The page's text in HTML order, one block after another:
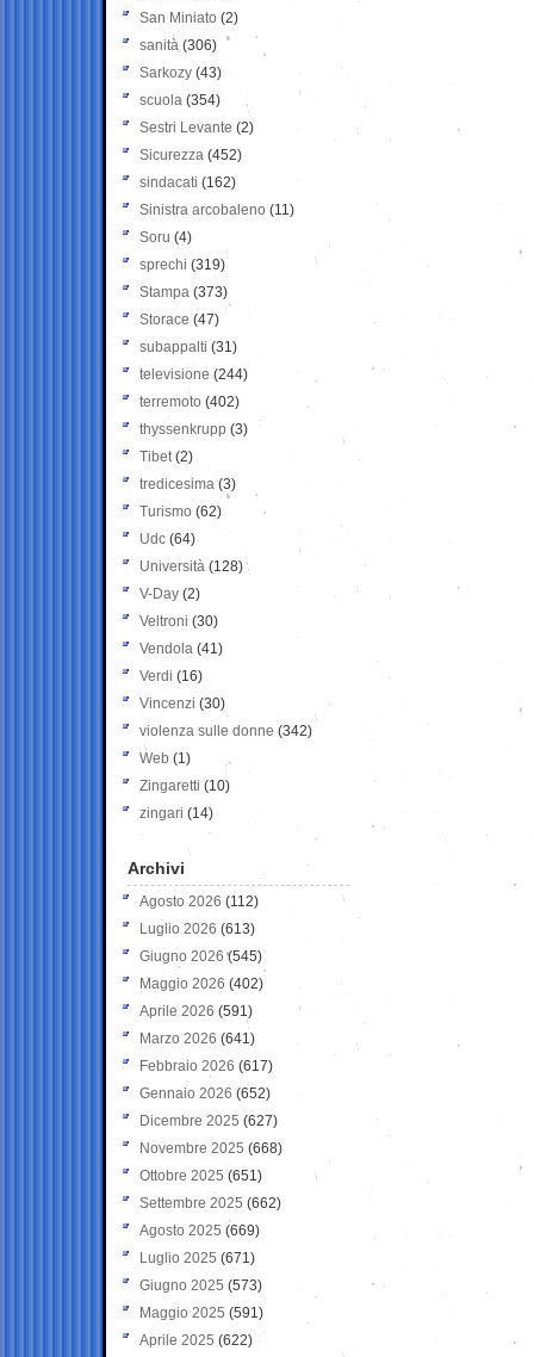
San Miniato (2)
sanità (306)
Sarkozy (43)
scuola (354)
Sestri Levante (2)
Sicurezza (452)
sindacati (162)
Sinistra arcobaleno (11)
Soru (4)
sprechi (319)
Stampa (373)
Storace (47)
subappalti (31)
televisione(244)
terremoto (402)
thyssenkrupp (3)
Tibet(2)
tredicesima (3)
Turismo (62)
Udc (64)
Università (128)
V-Day (2)
Veltroni (30)
Vendola (41)
Verdi (16)
Vincenzi (30)
violenza sulle donne (342)
Web (1)
Zingaretti (10)
zingari (14)
Archivi
Agosto 2026 (112)
Luglio 2026 (613)
Giugno 2026 (545)
Maggio 2026 (402)
Aprile 2026 (591)
Marzo 2026 (641)
Febbraio 2026 (617)
Gennaio 2026 (652)
Dicembre 2025 (627)
Novembre 2025 (668)
Ottobre 2025 (651)
Settembre 2025 (662)
Agosto 2025 (669)
Luglio 2025 (671)
Giugno 2025 (573)
Maggio 2025 (591)
Aprile 2025 (622)